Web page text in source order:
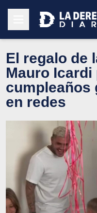
El regalo de
Mauro Icardi
cumpleaños
en redes